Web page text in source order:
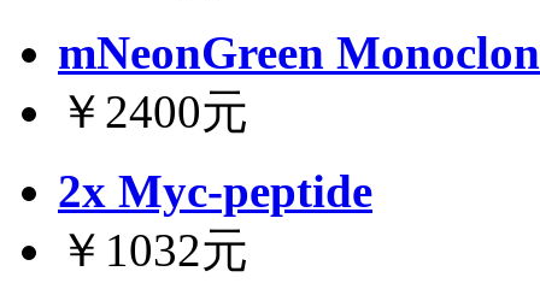
mNeonGreen
￥2400元
2x Myc-peptide
￥1032元